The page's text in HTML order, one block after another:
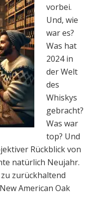
vorbei.
Und, wie
war es?
Was hat
2024 in
der Welt
des
Whiskys
gebracht?
Was war
top? Und
Rückblick von
natürlich Neujahr.
zurückhaltend
American Oak